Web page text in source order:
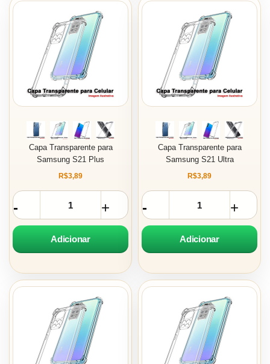
Capa Transparente para
Samsung S21 Plus
R$3,89
Adicionar
Capa Transparente para
Samsung S21 Ultra
R$3,89
Adicionar